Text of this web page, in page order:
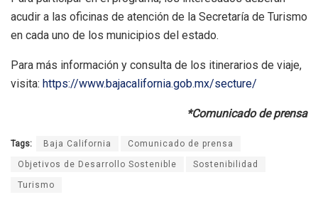
acudir a las oficinas de atención de la Secretaría de Turismo
en cada uno de los municipios del estado.
Para más información y consulta de los itinerarios de viaje,
visita: https://www.bajacalifornia.gob.mx/secture/
*Comunicado de prensa
Tags: Baja California Comunicado de prensa
Objetivos de Desarrollo Sostenible Sostenibilidad
Turismo